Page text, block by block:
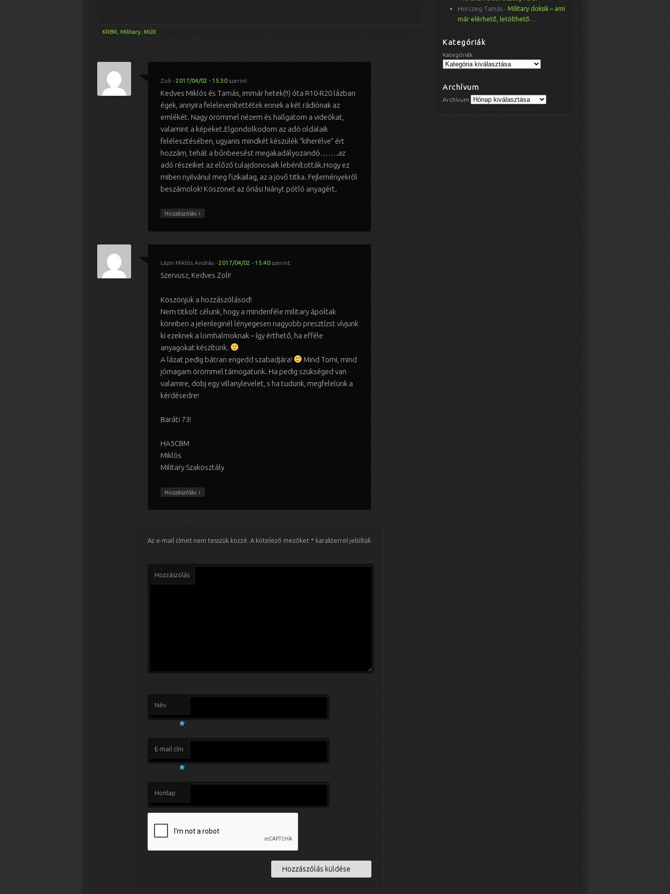
KRBK, Military Múlt
Zoli - 2017/04/02 - 15:30 szerint:
Kedves Miklós és Tamás, immár hetek(!!) óta R10-R20 lázban
égek, annyira felelevenítettétek ennek a két rádiónak az
emlékét. Nagy örömmel nézem és hallgatom a videókat,
valamint a képeket.Elgondolkodom az adó oldalaik
felélesztésében, ugyanis mindkét készülék “kiherélve” ért
hozzám, tehát a bűnbeesést megakadályozandó…….az
adó részeiket az előző tulajdonosaik lebénították.Hogy ez
miben nyilvánul meg fizikailag, az a jövő titka. Fejleményekről
beszámolok! Köszönet az óriási hiányt pótló anyagért.
Hozzászólás ↓
Lázin Miklós András- 2017/04/02 - 15:40 szerint:
Szervusz, Kedves Zoli!
Köszönjük a hozzászólásod!
Nem titkolt célunk, hogy a mindenféle military ápoltak
köreiben a jelenleginél lényegesen nagyobb presztízst vívjunk
ki ezeknek a lomhalmoknak – így érthető, ha efféle
anyagokat készítünk.
A lázat pedig bátran engedd szabadjára!
Mind Tomi, mind
jómagam örömmel támogatunk. Ha pedig szükséged van
valamire, dobj egy villanylevelet, s ha tudunk, megfelelünk a
kérdésedre!
Baráti 73!
HA5CBM
Miklós
Military Szakosztály
Hozzászólás ↓
Az e-mail címet nem tesszük közzé. A kötelező mezőket * karakterrel jelöltük
Hozzászólás
Név
*
E-mail cím
*
Honlap
Herczeg Tamás - Military doksik – ami
már elérhető, letölthető…
Kategóriák
Kategóriák
Archívum
Archívum